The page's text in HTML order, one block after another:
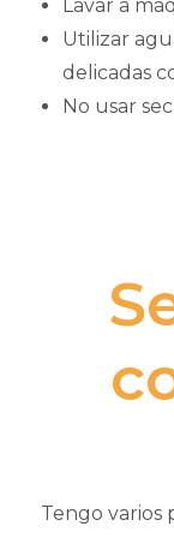
Lavar a
Utilizar
delicadas
No usar
Tengo varios